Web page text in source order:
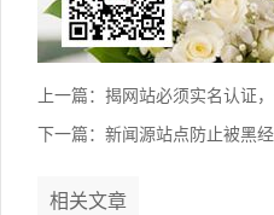
上一篇： 揭网站必须实名认证
下一篇： 新闻源站点防止被黑
相关文章